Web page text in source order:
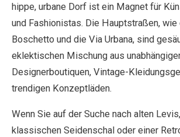
hippe, urbane Dorf ist ein Magnet für
und Fashionistas. Die Hauptstraßen,
Boschetto und die Via Urbana, sind
eklektischen Mischung aus
Designerboutiquen, Vintage-
trendigen Konzeptläden.
Wenn Sie auf der Suche nach alten
klassischen Seidenschal oder einer